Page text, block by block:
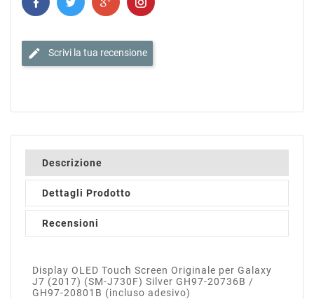
edit Scrivi la tua recensione
Descrizione
Dettagli Prodotto
Recensioni
Display OLED Touch Screen Originale per Galaxy
J7 (2017) (SM-J730F) Silver GH97-20736B /
GH97-20801B (incluso adesivo)